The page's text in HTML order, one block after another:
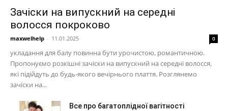
Зачіски на випускний на середні
волосся покроково
maxwelhelp - 11.01.2025 0
укладання для балу повинна бути урочистою, романтичною.
Пропонуємо розкішні зачіски на випускний на середні волосся,
які підійдуть до будь-якого вечірнього плаття. Розглянемо
зачіски на...
Все про багатоплідної вагітності